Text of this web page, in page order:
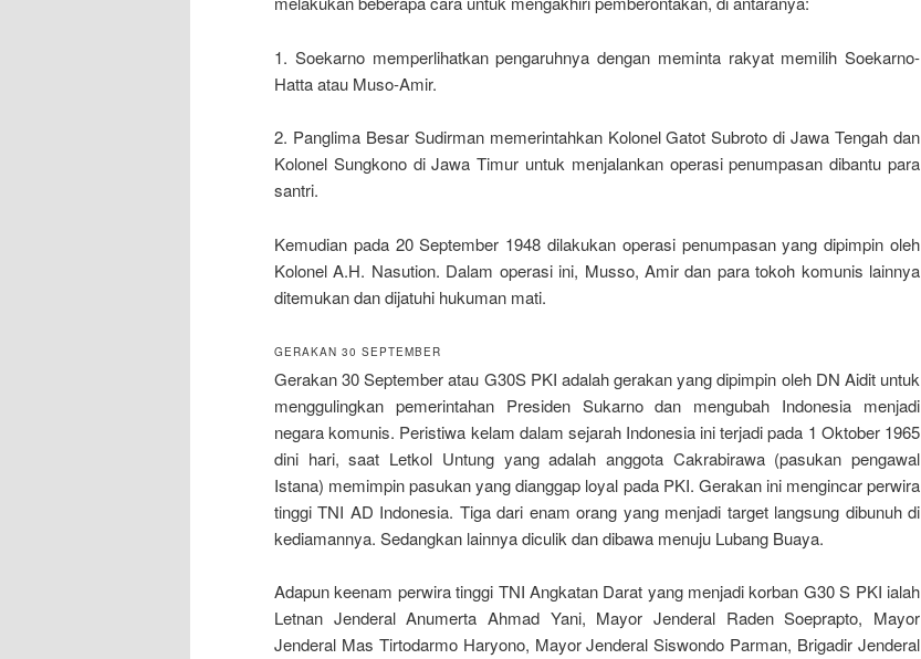
1. Soekarno memperlihatkan pengaruhnya dengan meminta rakyat memilih Soekarno-
Hatta atau Muso-Amir.
2. Panglima Besar Sudirman memerintahkan Kolonel Gatot Subroto di Jawa Tengah dan
Kolonel Sungkono di Jawa Timur untuk menjalankan operasi penumpasan dibantu para
santri.
Kemudian pada 20 September 1948 dilakukan operasi penumpasan yang dipimpin oleh
Kolonel A.H. Nasution. Dalam operasi ini, Musso, Amir dan para tokoh komunis lainnya
ditemukan dan dijatuhi hukuman mati.
GERAKAN 30 SEPTEMBER
Gerakan 30 September atau G30S PKI adalah gerakan yang dipimpin oleh DN Aidit untuk
menggulingkan pemerintahan Presiden Sukarno dan mengubah Indonesia menjadi
negara komunis. Peristiwa kelam dalam sejarah Indonesia ini terjadi pada 1 Oktober 1965
dini hari, saat Letkol Untung yang adalah anggota Cakrabirawa (pasukan pengawal
Istana) memimpin pasukan yang dianggap loyal pada PKI. Gerakan ini mengincar perwira
tinggi TNI AD Indonesia. Tiga dari enam orang yang menjadi target langsung dibunuh di
kediamannya. Sedangkan lainnya diculik dan dibawa menuju Lubang Buaya.
Adapun keenam perwira tinggi TNI Angkatan Darat yang menjadi korban G30 S PKI ialah
Letnan Jenderal Anumerta Ahmad Yani, Mayor Jenderal Raden Soeprapto, Mayor
Jenderal Mas Tirtodarmo Haryono, Mayor Jenderal Siswondo Parman, Brigadir Jenderal